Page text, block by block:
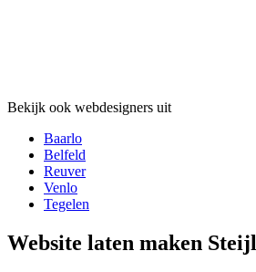
Bekijk ook webdesigners uit
Baarlo
Belfeld
Reuver
Venlo
Tegelen
Website laten maken Steijl